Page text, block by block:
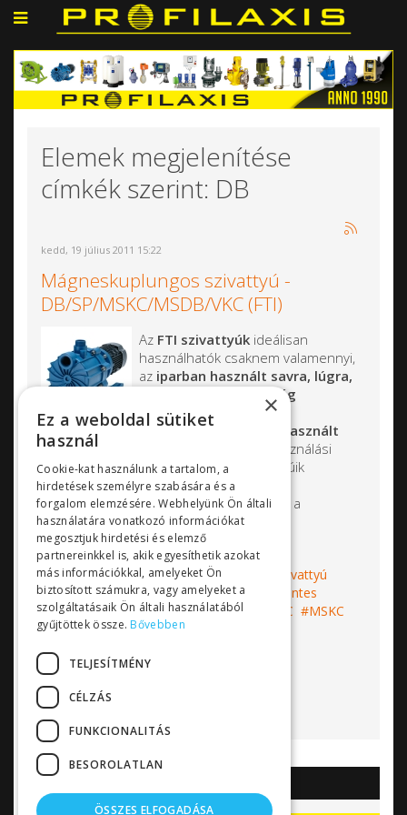
Elemek megjelenítése
címkék szerint: DB
kedd, 19 július 2011 15:22
Mágneskuplungos szivattyú -
DB/SP/MSKC/MSDB/VKC (FTI)
Az FTI szivattyúk ideálisan
használhatók csaknem valamennyi,
az iparban használt savra, lúgra,
az elektrokémiai iparág
vegyszereire, a víz és
szennyvízkezelésben használt
derítőszerekre, oldószerekre.
A felhasználási
terület is rendkívül szerteágazó, szivattyúik
megtalálhatóak az akváriumoktól a
félvezetőgyártásig, a gyógyszergyártástól a
szennyvízkezelésig.
Címkék: Finish Thompson
vegyszerszivattyú
mágneskuplungos szivattyú
tömítésmentes
centrifugálszivattyú
FTI DB SP VKC
MSKC
MSDB
Bővebben...
×
Ez a weboldal sütiket
használ
Cookie-kat használunk a tartalom, a
hirdetések személyre szabására és a
forgalom elemzésére. Webhelyünk Ön általi
használatára vonatkozó információkat
megosztjuk hirdetési és elemző
partnereinkkel is, akik egyesíthetik azokat
más információkkal, amelyeket Ön
biztosított számukra, vagy amelyeket a
szolgáltatásaik Ön általi használatából
gyűjtöttek össze. Bővebben
TELJESÍTMÉNY
CÉLZÁS
FUNKCIONALITÁS
BESOROLATLAN
ÖSSZES ELFOGADÁSA